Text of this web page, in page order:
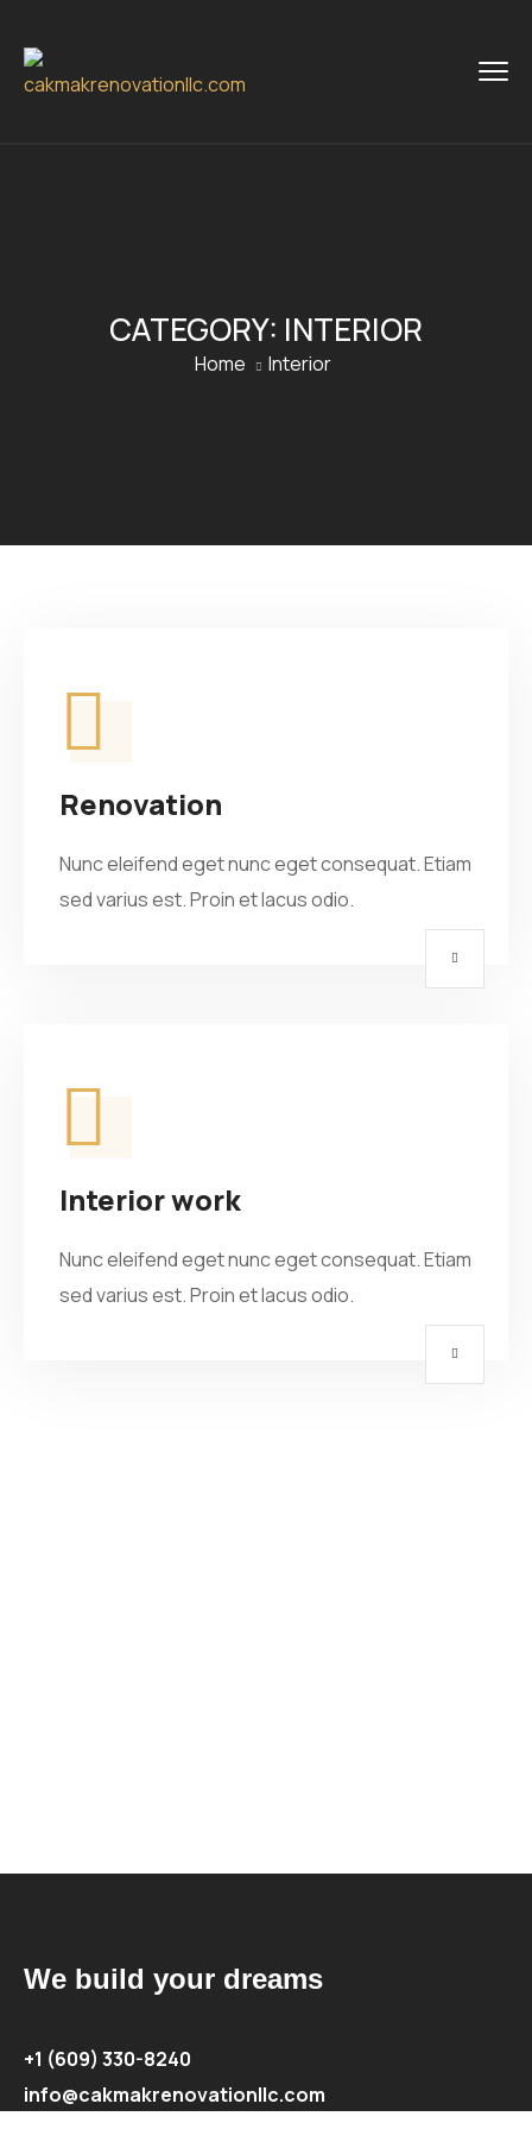
CATEGORY: INTERIOR
Home Interior
Renovation
Nunc eleifend eget nunc eget consequat. Etiam
sed varius est. Proin et lacus odio.
Interior work
Nunc eleifend eget nunc eget consequat. Etiam
sed varius est. Proin et lacus odio.
We build your dreams
+1 (609) 330-8240
info@cakmakrenovationllc.com